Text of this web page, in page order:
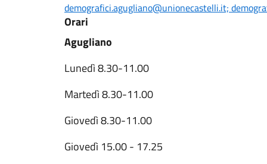
demografici.agugliano@unionecastelli.it;
Orari
Agugliano
Lunedì 8.30-11.00
Martedì 8.30-11.00
Giovedì 8.30-11.00
Giovedì 15.00 - 17.25